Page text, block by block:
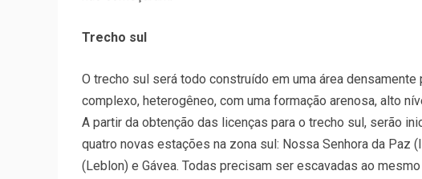
Trecho sul
O trecho sul será todo construído em uma área
complexo, heterogêneo, com uma formação arenosa, alto
A partir da obtenção das licenças para o trecho sul, serão
quatro novas estações na zona sul: Nossa Senhora da Paz
(Leblon) e Gávea. Todas precisam ser escavadas ao